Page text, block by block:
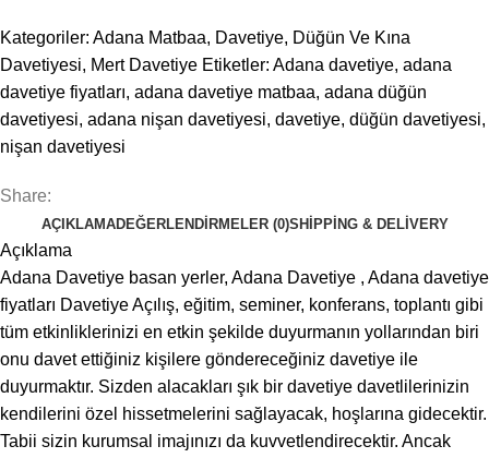
Kategoriler: Adana Matbaa, Davetiye, Düğün Ve Kına
Davetiyesi, Mert Davetiye Etiketler: Adana davetiye, adana
davetiye fiyatları, adana davetiye matbaa, adana düğün
davetiyesi, adana nişan davetiyesi, davetiye, düğün davetiyesi,
nişan davetiyesi
Share:
AÇIKLAMADEĞERLENDIRMELER (0)SHIPPING & DELIVERY
Açıklama
Adana Davetiye basan yerler, Adana Davetiye , Adana davetiye
fiyatları Davetiye Açılış, eğitim, seminer, konferans, toplantı gibi
tüm etkinliklerinizi en etkin şekilde duyurmanın yollarından biri
onu davet ettiğiniz kişilere göndereceğiniz davetiye ile
duyurmaktır. Sizden alacakları şık bir davetiye davetlilerinizin
kendilerini özel hissetmelerini sağlayacak, hoşlarına gidecektir.
Tabii sizin kurumsal imajınızı da kuvvetlendirecektir. Ancak